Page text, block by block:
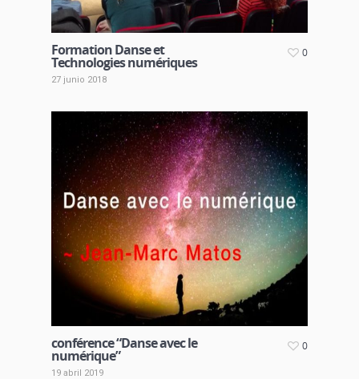
Formation Danse et
Technologies numériques
27 junio 2018
0
conférence “Danse avec le
numérique”
19 abril 2019
0